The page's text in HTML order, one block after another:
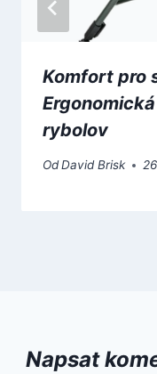
Komfort pro
rybolov
OdDavid Brisk
Napsat